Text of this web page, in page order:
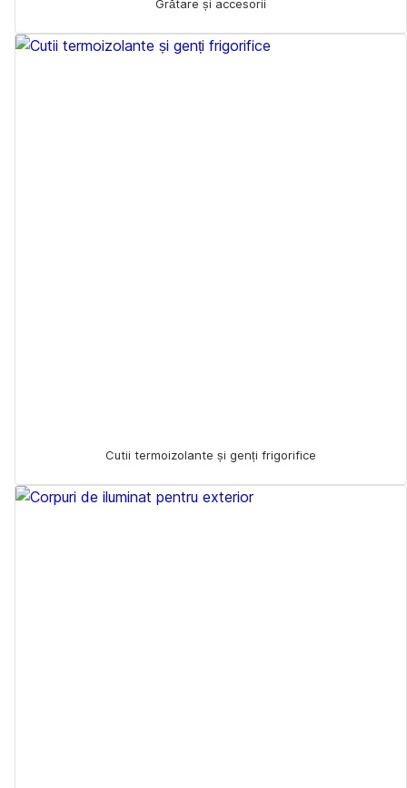
Grătare și accesorii
Cutii termoizolante și genți frigorifice